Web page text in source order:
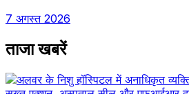
7 अगस्त 2026
ताजा खबरें